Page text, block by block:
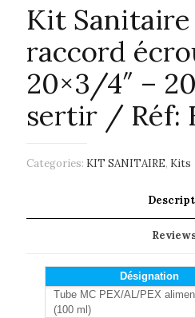
Kit
raccord
20×3/4″ –
sertir / Réf:
Categories: KIT SANITAIRE, Kits
Désignation
Tube MC PEX/AL/PEX
(100 ml)